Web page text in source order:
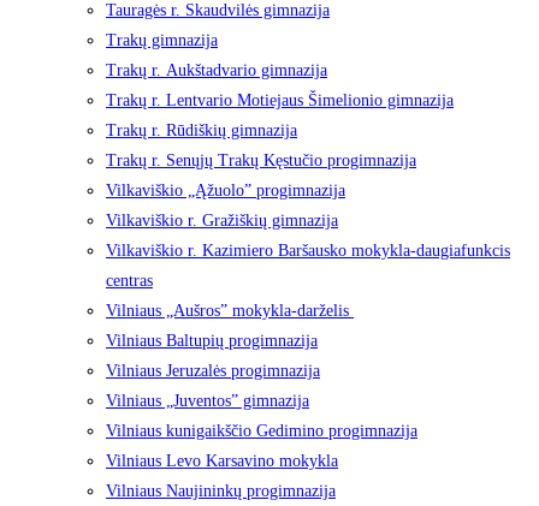
Tauragės r. Skaudvilės gimnazija
Trakų gimnazija
Trakų r. Aukštadvario gimnazija
Trakų r. Lentvario Motiejaus Šimelionio gimnazija
Trakų r. Rūdiškių gimnazija
Trakų r. Senųjų Trakų Kęstučio progimnazija
Vilkaviškio „Ąžuolo” progimnazija
Vilkaviškio r. Gražiškių gimnazija
Vilkaviškio r. Kazimiero Baršausko mokykla-daugiafunkcis
centras
Vilniaus „Aušros” mokykla-darželis
Vilniaus Baltupių progimnazija
Vilniaus Jeruzalės progimnazija
Vilniaus „Juventos” gimnazija
Vilniaus kunigaikščio Gedimino progimnazija
Vilniaus Levo Karsavino mokykla
Vilniaus Naujininkų progimnazija